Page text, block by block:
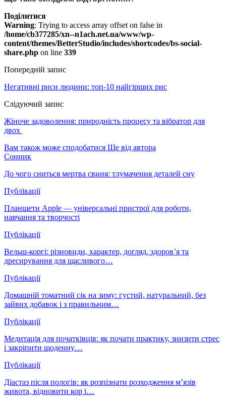
Поділитися
Warning: Trying to access array offset on false in
/home/cb377285/xn--n1ach.net.ua/www/wp-
content/themes/BetterStudio/includes/shortcodes/bs-social-
share.php on line 339
Попередній запис
Негативні риси людини: топ-10 найгірших рис
Слідуючий запис
Жіноче задоволення: природність процесу та вібратор для
двох
Вам також може сподобатися Ще від автора
Сонник
До чого сниться мертва свиня: тлумачення деталей сну
Публікації
Планшети Apple — універсальні пристрої для роботи,
навчання та творчості
Публікації
Вельш-коргі: різновиди, характер, догляд, здоров’я та
дресирування для щасливого…
Публікації
Домашній томатний сік на зиму: густий, натуральний, без
зайвих добавок і з правильним…
Публікації
Медитація для початківців: як почати практику, знизити стрес
і закріпити щоденну…
Публікації
Діастаз після пологів: як розпізнати розходження м’язів
живота, відновити кор і…